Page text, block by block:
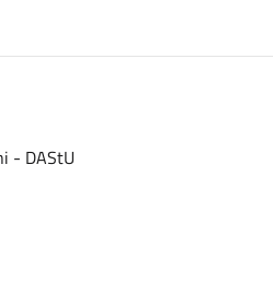
- DAStU